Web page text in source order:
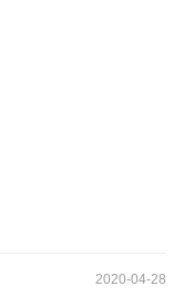
2020-04-28